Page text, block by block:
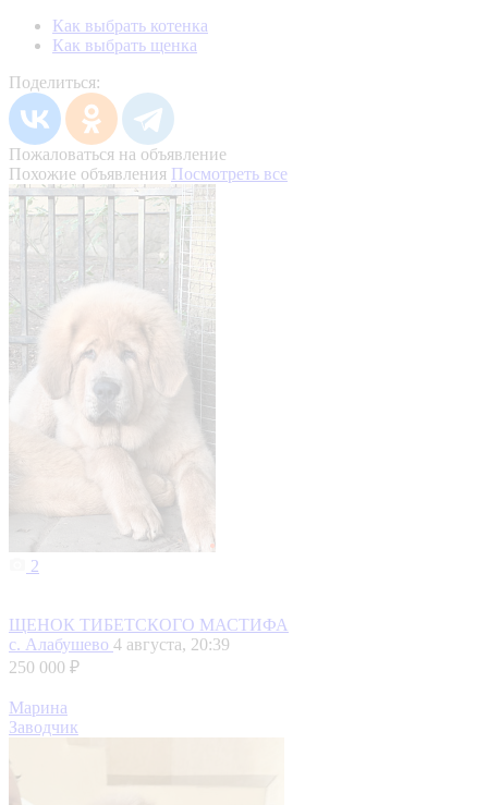
Как выбрать котенка
Как выбрать щенка
Поделиться:
Пожаловаться на объявление
Похожие объявления Посмотреть все
2
ЩЕНОК ТИБЕТСКОГО МАСТИФА
с. Алабушево 4 августа, 20:39
250 000 ₽
Марина
Заводчик